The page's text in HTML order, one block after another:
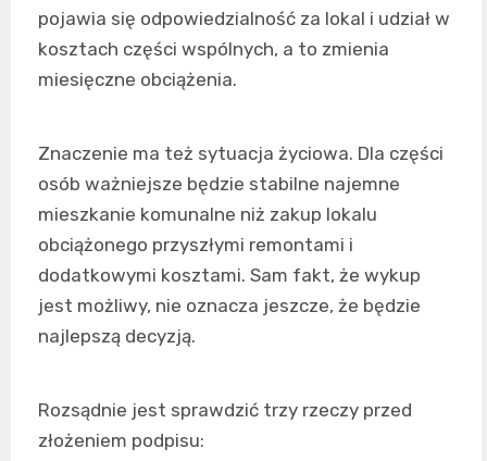
pojawia się odpowiedzialność za lokal i udział w
kosztach części wspólnych, a to zmienia
miesięczne obciążenia.
Znaczenie ma też sytuacja życiowa. Dla części
osób ważniejsze będzie stabilne najemne
mieszkanie komunalne niż zakup lokalu
obciążonego przyszłymi remontami i
dodatkowymi kosztami. Sam fakt, że wykup
jest możliwy, nie oznacza jeszcze, że będzie
najlepszą decyzją.
Rozsądnie jest sprawdzić trzy rzeczy przed
złożeniem podpisu: